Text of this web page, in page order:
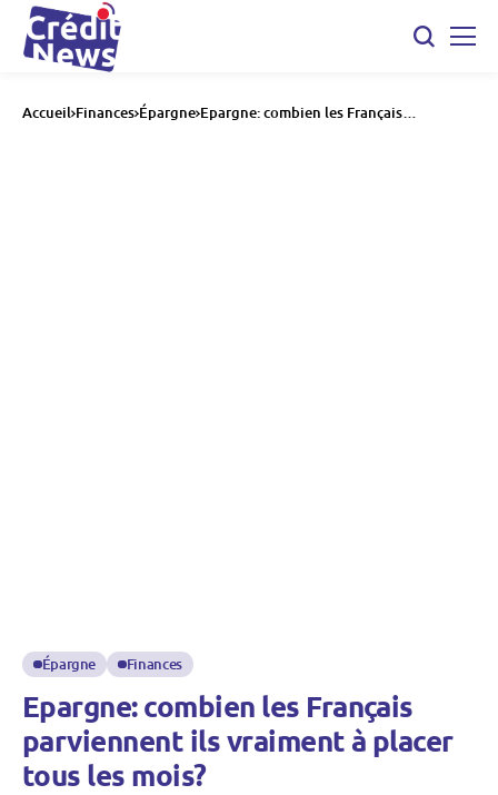
Accueil Finances Épargne Epargne: combien les Français
parviennent ils vraiment à placer tous les
Épargne Finances
Epargne: combien les Français
parviennent ils vraiment à placer
tous les mois?